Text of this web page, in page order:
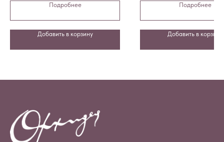
Подробнее
Добавить в корзину
Подробнее
Добавить в корзину